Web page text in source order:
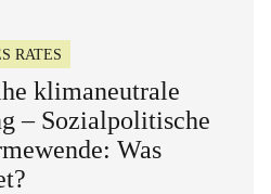
RATES
klimaneutrale
– Sozialpolitische
Was